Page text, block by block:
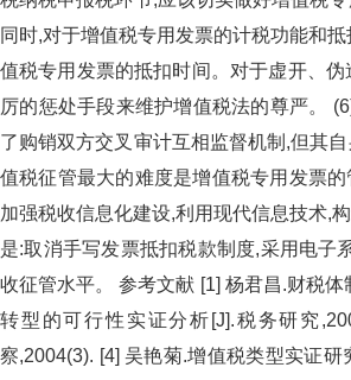
同时,对于增值税专用发票的计税功能和
值税专用发票的抵扣时间。对于虚开
厉的惩处手段来维护增值税法的尊严
了购销双方交叉审计互相监督机制,但其自
值税征管最大的难度是增值税专用发票的管理
加强税收信息化建设,利用现代信息技术,构
是:取消手写发票抵扣税款制度,采用电子
收征管水平。 参考文献 [1] 杨君昌.财
转型的可行性实证分析[J].税务研究
察,2004(3). [4] 吴艳菊.增值税类型实证研